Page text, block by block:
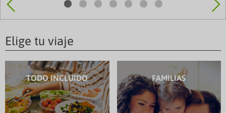
Elige tu viaje
TODO INCLUIDO FAMILIAS